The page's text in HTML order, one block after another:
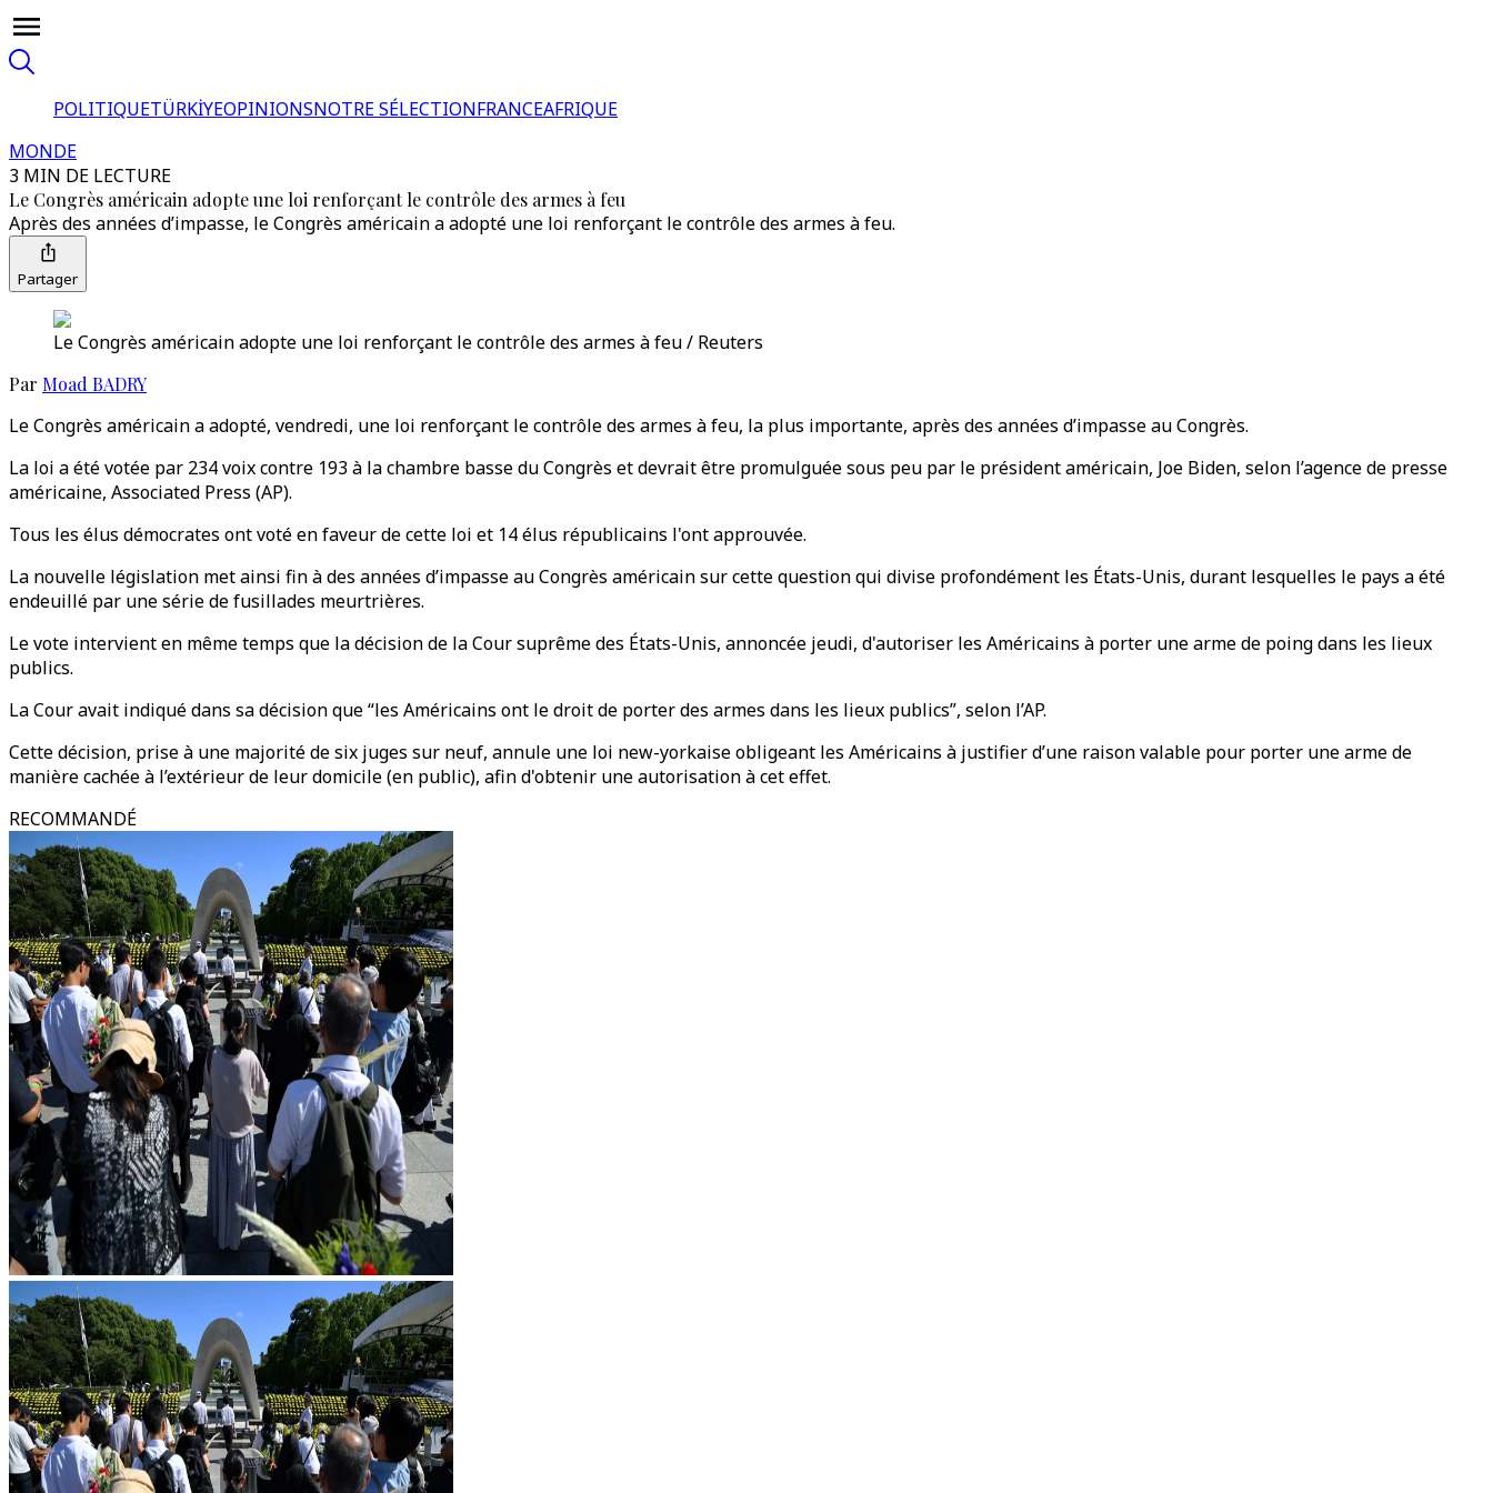
POLITIQUETÜRKİYEOPINIONSNOTRE SÉLECTIONFRANCEAFRIQUE
MONDE
3 MIN DE LECTURE
Le Congrès américain adopte une loi renforçant le contrôle des armes à feu
Après des années d’impasse, le Congrès américain a adopté une loi renforçant le contrôle des armes à feu.
Partager
Le Congrès américain adopte une loi renforçant le contrôle des armes à feu / Reuters
Par Moad BADRY
Le Congrès américain a adopté, vendredi, une loi renforçant le contrôle des armes à feu, la plus importante, après des années d’impasse au Congrès.
La loi a été votée par 234 voix contre 193 à la chambre basse du Congrès et devrait être promulguée sous peu par le président américain, Joe Biden, selon l’agence de presse
américaine, Associated Press (AP).
Tous les élus démocrates ont voté en faveur de cette loi et 14 élus républicains l'ont approuvée.
La nouvelle législation met ainsi fin à des années d’impasse au Congrès américain sur cette question qui divise profondément les États-Unis, durant lesquelles le pays a été
endeuillé par une série de fusillades meurtrières.
Le vote intervient en même temps que la décision de la Cour suprême des États-Unis, annoncée jeudi, d'autoriser les Américains à porter une arme de poing dans les lieux
publics.
La Cour avait indiqué dans sa décision que “les Américains ont le droit de porter des armes dans les lieux publics”, selon l’AP.
Cette décision, prise à une majorité de six juges sur neuf, annule une loi new-yorkaise obligeant les Américains à justifier d’une raison valable pour porter une arme de
manière cachée à l’extérieur de leur domicile (en public), afin d'obtenir une autorisation à cet effet.
RECOMMANDÉ